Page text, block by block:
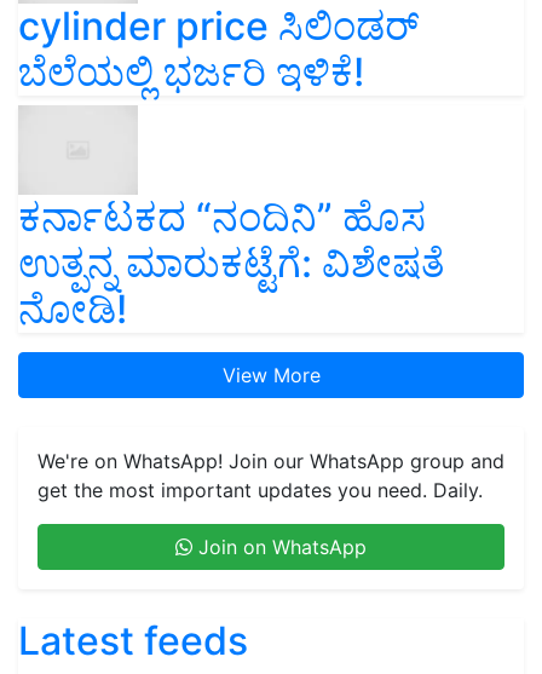
cylinder price ಸಿಲಿಂಡರ್‌
ಬೆಲೆಯಲ್ಲಿ ಭರ್ಜರಿ ಇಳಿಕೆ!
ಕರ್ನಾಟಕದ “ನಂದಿನಿ” ಹೊಸ
ಉತ್ಪನ್ನ ಮಾರುಕಟ್ಟೆಗೆ: ವಿಶೇಷತೆ
ನೋಡಿ!
View More
We're on WhatsApp! Join our WhatsApp group and
get the most important updates you need. Daily.
Join on WhatsApp
Latest feeds